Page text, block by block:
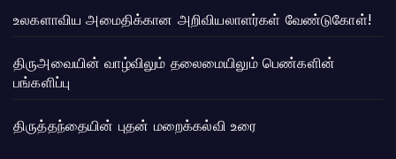
உலகளாவிய அமைதிக்கான அறிவியலாளர்கள் வேண்டுகோள்!
திருஅவையின் வாழ்விலும் தலைமையிலும் பெண்களின்
பங்களிப்பு
திருத்தந்தையின் புதன் மறைக்கல்வி உரை